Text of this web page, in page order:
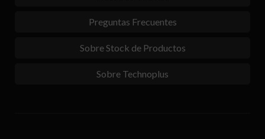
Preguntas Frecuentes
Sobre Stock de Productos
Sobre Technoplus